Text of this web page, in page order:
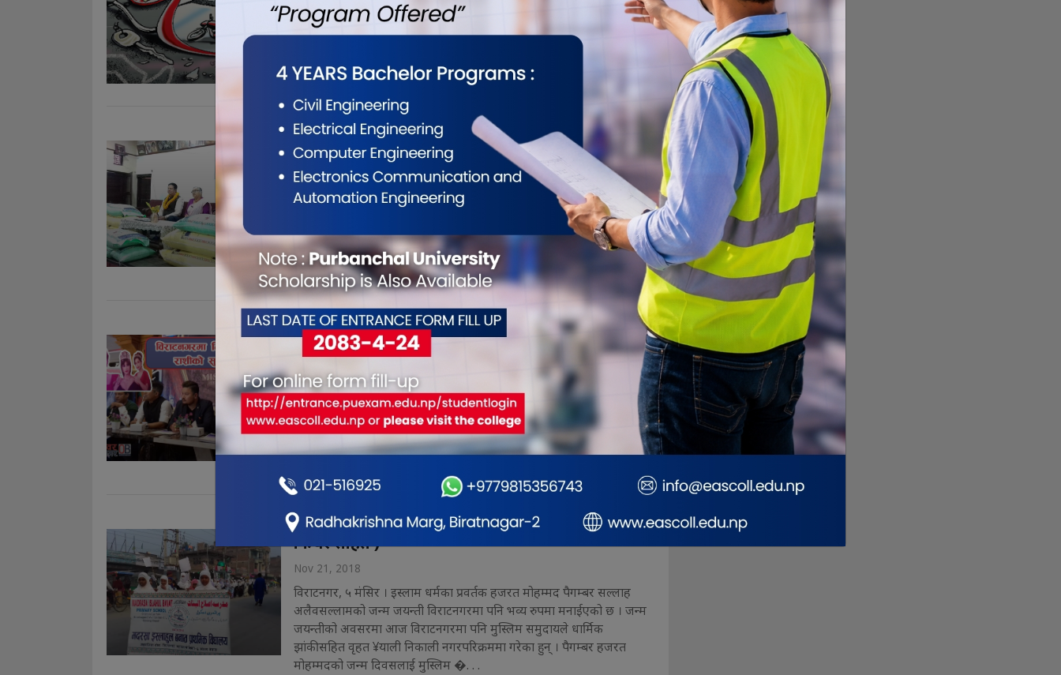
झापा, ५ मंसिर । झापाको गौरादह नगरपालिका-४ मझुवामा मोटरसाईकलले
साईकललाई ठक्कर दिँदा चालक सहित ४ जना घाइते भएका छन् । भित्री सडक
खण्डमा उतरबाट दक्षिण तर्फ जाँदै गरेको मे. ८ प. १५२ नम्बरको मोटरसाईकलले
साईकलमा सवार गौरादह नगरपालिका-४ बस्ने बर्ष ३० की संजु कालाखेती,
निजको छोरी बर्ष १२ की साईना कालाखेती बर्�. . .
विराटनगरका सामाजसेवी गोयलले बालबालिका र बृद्धालाई
दिए एक बर्षको खाजा
Nov 21, 2018
विराटनगर,५ मसिर । विराटनगरका समाजसेवी तथा उद्योगी दीनबन्दु गोयलद्धारा
विराटनगर १३ मा रहेको पूर्वाञ्चल वाल सेवा आश्रममा रहेका बालवालिका तथा
वृद्धाहरूकोलागि एक वर्षसम्म पुग्ने खाजा सहयोग गरेका छन् । सामाजसेवी
गोयलले बुधबार आश्रममै पुगेर ४८ बोरा चिउरा र ४८ बोरा भुजा आश्रमलाई सहयोग
गरेका हुन् । अहिले . . .
विराटनगरकै सुन्दरी प्रतियोगिता ‘मिस पूर्वेलीमा’ मिस
नेपालको भन्दा ठूलो धन राशीको पुरस्कार
Nov 21, 2018
प्रेम देवान । विराटनगर, ५ मंसिर । सुन्दरी प्रतियोगिता गर्ने आयोजकहरुले
विजेताहरुलाई हत्तपत पुरस्कार दिन आनाकानी गर्ने गरेको पाईन्छ । पुरस्कार जितेर
पनि आफूले जितेको पुरस्कार पाउन आयोजकसँग बर्षौदिन कुर्नुपर्ने बाध्यता छ ।
पुरस्कार दिए पनि एक लाख वा बढीमा दुई लाख दिएर टार्ने गरेका धेरै उदाहण छन्
विराटनगरमा भब्य निस्कियो मोहम्मद जयन्ती ¥याली ( फोटो
फिचर सहित )
Nov 21, 2018
विराटनगर, ५ मंसिर । इस्लाम धर्मका प्रवर्तक हजरत मोहम्मद पैगम्बर सल्लाह
अलैवसल्लामको जन्म जयन्ती विराटनगरमा पनि भव्य रुपमा मनाईएको छ । जन्म
जयन्तीको अवसरमा आज विराटनगरमा पनि मुस्लिम समुदायले धार्मिक
झांकीसहित वृहत ¥याली निकाली नगरपरिक्रममा गरेका हुन् । पैगम्बर हजरत
मोहम्मदको जन्म दिवसलाई मुस्लिम �. . .